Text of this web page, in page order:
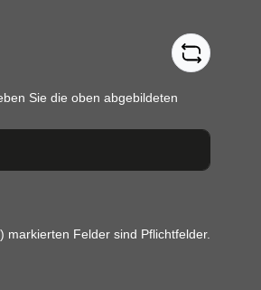
Sie die oben abgebildeten
markierten Felder sind Pflichtfelder.